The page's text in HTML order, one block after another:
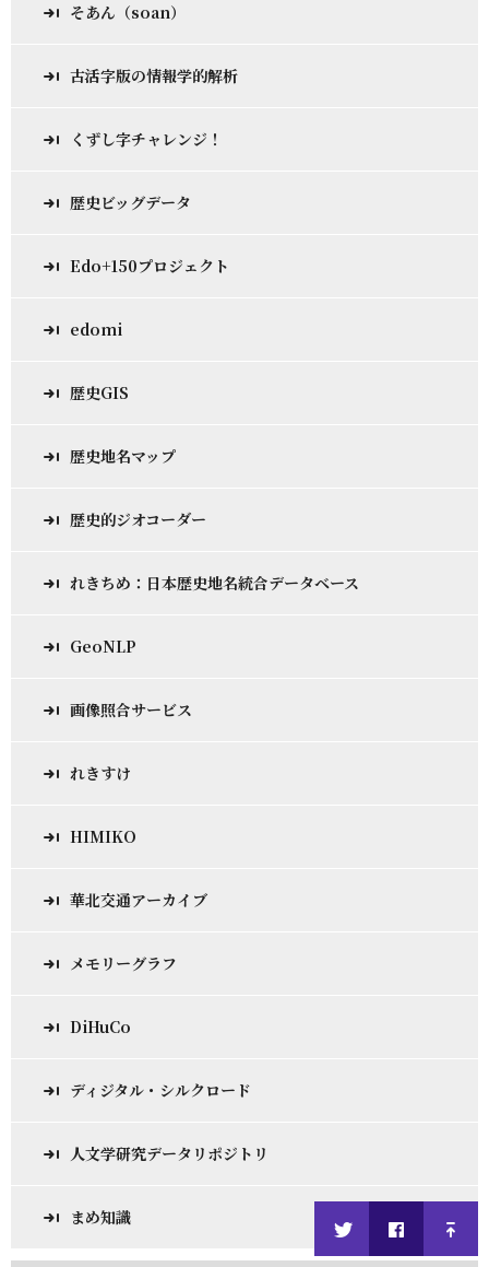
そあん（soan）
古活字版の情報学的解析
くずし字チャレンジ！
歴史ビッグデータ
Edo+150プロジェクト
edomi
歴史GIS
歴史地名マップ
歴史的ジオコーダー
れきちめ：日本歴史地名統合データベース
GeoNLP
画像照合サービス
れきすけ
HIMIKO
華北交通アーカイブ
メモリーグラフ
DiHuCo
ディジタル・シルクロード
人文学研究データリポジトリ
まめ知識